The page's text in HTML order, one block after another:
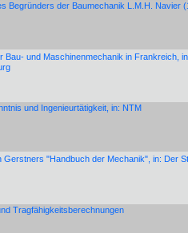
Begründers der Baumechanik L.M.H. Navier
und Maschinenmechanik in Frankreich,
und Ingenieurtätigkeit, in: NTM
"Handbuch der Mechanik", in: Der
Tragfähigkeitsberechnungen